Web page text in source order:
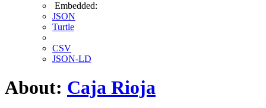
Embedded:
JSON
Turtle
CSV
JSON-LD
About: Caja Rioja